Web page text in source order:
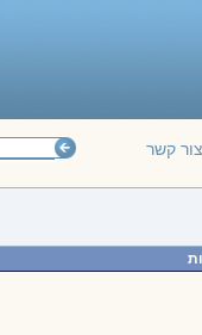
צור קשר